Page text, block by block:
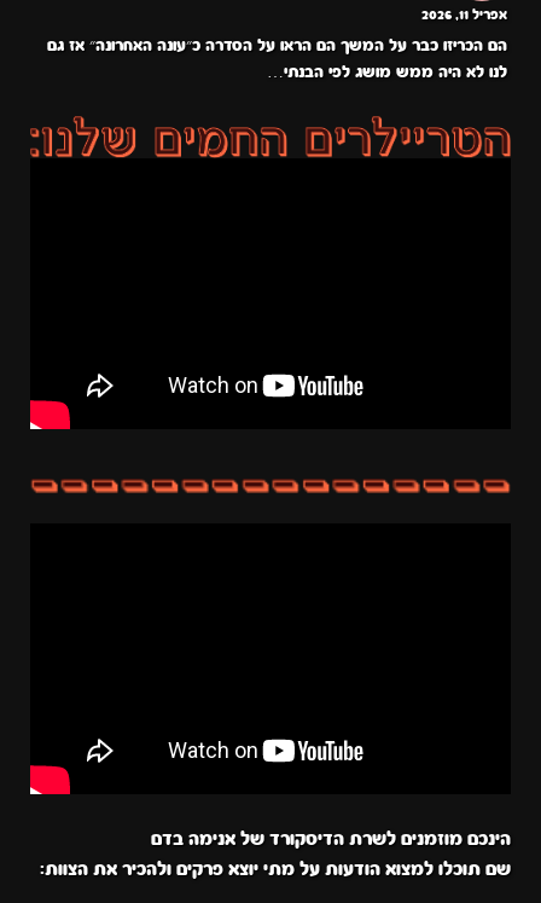
אפריל 11, 2026
הם הכריזו כבר על המשך הם הראו על הסדרה כ״עונה האחרונה״ אז גם
לנו לא היה ממש מושג לפי הבנתי…
הינכם מוזמנים לשרת הדיסקורד של אנימה בדם
שם תוכלו למצוא הודעות על מתי יוצא פרקים ולהכיר את הצוות: